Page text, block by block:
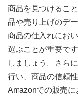
商品を見つけるこ
品や売り上げのデ
商品の仕入れにお
選ぶことが重要で
しましょう。さら
行い、商品の信頼
Amazonでの販売に